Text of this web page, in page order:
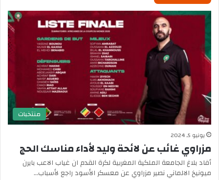
منتخبات
يونيو 5, 2024
مزراوي غائب عن لائحة وليد لأداء مناسك الحج
أفاد بلاغ الجامعة الملكية المغربية لكرة القدم ان غياب الاعب بايرن
ميونيخ الالماني نصير مزراوي عن معسكر الأسود راجع لأسباب…